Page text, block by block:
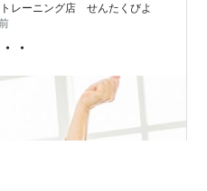
す。それらが不快で仕方
なんてありません。と…
レーニング店 せんたくびよ
・